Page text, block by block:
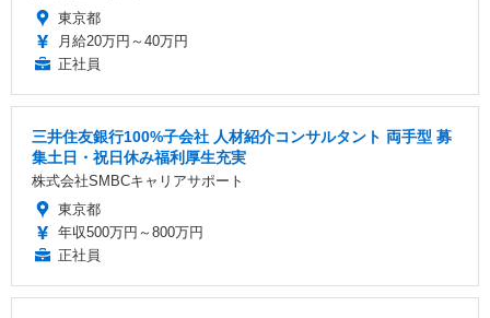
東京都
月給20万円～40万円
正社員
三井住友銀行100%子会社 人材紹介コンサルタント 両手型 募
集土日・祝日休み福利厚生充実
株式会社SMBCキャリアサポート
東京都
年収500万円～800万円
正社員